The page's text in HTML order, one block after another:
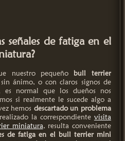
señales de fatiga en el
nuestro pequeñobull terrier
ánimo, o con claros signos de
es normal que los dueños nos
si realmente le sucede algo a
hemos descartado un problema
la correspondiente visita
miniatura, resulta conveniente
de fatiga en el bull terrier mini